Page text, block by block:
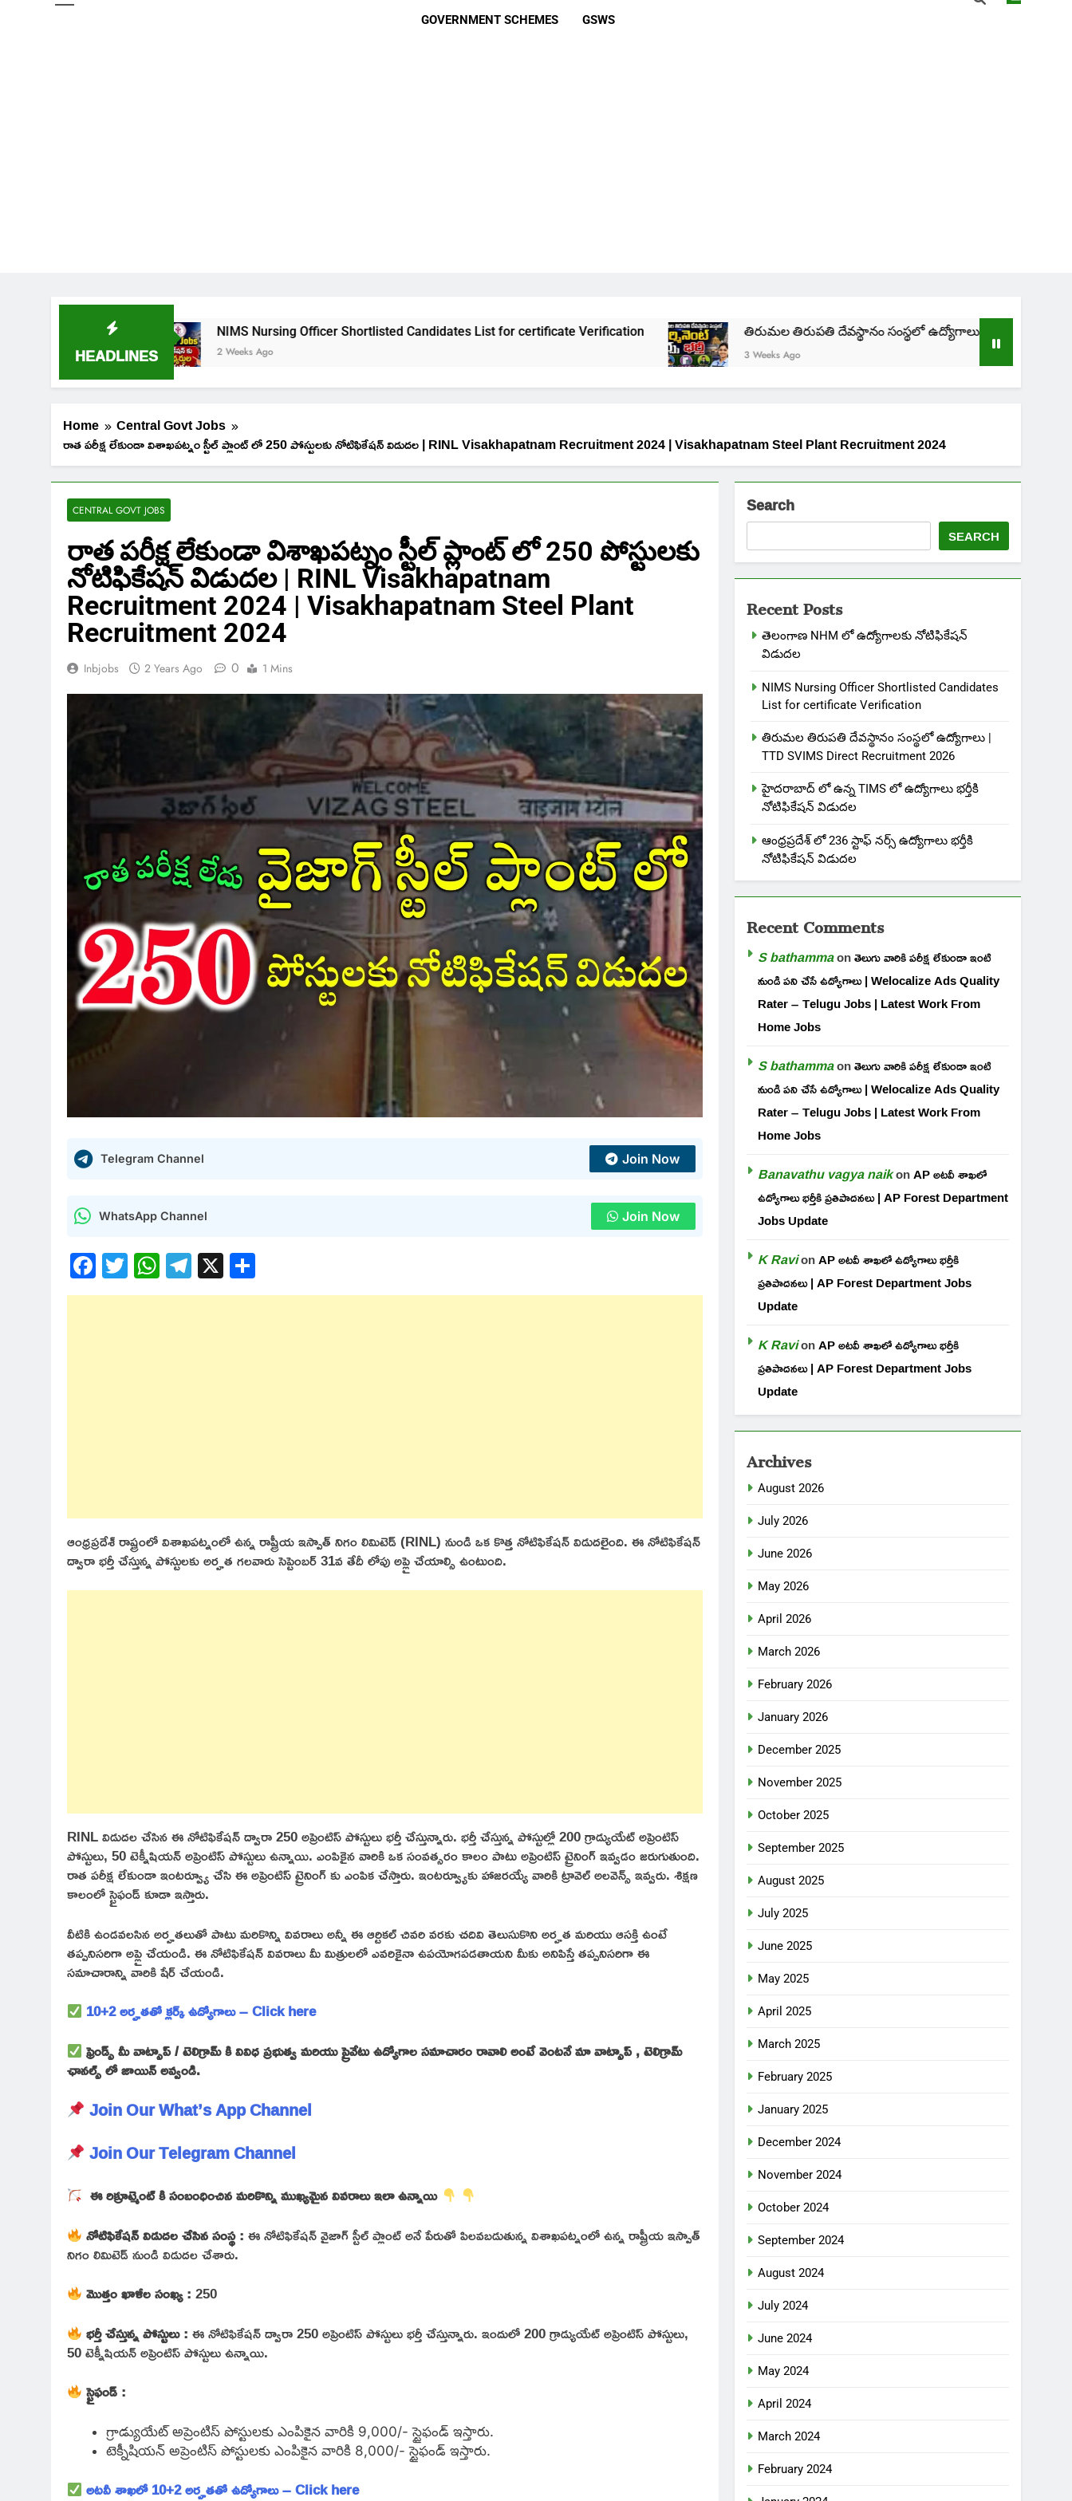
GOVERNMENT SCHEMES GSWS
HEADLINES
NIMS Nursing Officer Shortlisted Candidates List for certificate Verification
2 Weeks Ago
తిరుమల తిరుపతి దేవస్థానం సంస్థలో ఉద్యోగాలు | TTD SVIMS Direct
3 Weeks Ago
Home
Central Govt Jobs
రాత పరీక్ష లేకుండా విశాఖపట్నం స్టీల్ ప్లాంట్ లో 250 పోస్టులకు నోటిఫికేషన్ విడుదల | RINL Visakhapatnam Recruitment 2024 | Visakhapatnam Steel Plant Recruitment 2024
CENTRAL GOVT JOBS
రాత పరీక్ష లేకుండా విశాఖపట్నం స్టీల్ ప్లాంట్ లో 250 పోస్టులకు
నోటిఫికేషన్ విడుదల | RINL Visakhapatnam
Recruitment 2024 | Visakhapatnam Steel Plant
Recruitment 2024
Inbjobs 2 Years Ago 0 1 Mins
Telegram Channel Join Now
WhatsApp Channel Join Now
Facebook
Twitter
WhatsApp
Telegram
X
ఆంధ్రప్రదేశ్ రాష్ట్రంలో విశాఖపట్నంలో ఉన్న రాష్ట్రీయ ఇస్పాత్ నిగం లిమిటెడ్ (RINL) నుండి ఒక కొత్త నోటిఫికేషన్ విడుదలైంది. ఈ నోటిఫికేషన్
ద్వారా భర్తీ చేస్తున్న పోస్టులకు అర్హత గలవారు సెప్టెంబర్ 31వ తేదీ లోపు అప్లై చేయాల్సి ఉంటుంది.
RINL విడుదల చేసిన ఈ నోటిఫికేషన్ ద్వారా 250 అప్రెంటిస్ పోస్టులు భర్తీ చేస్తున్నారు. భర్తీ చేస్తున్న పోస్టుల్లో 200 గ్రాడ్యుయేట్ అప్రెంటిస్
పోస్టులు, 50 టెక్నీషియన్ అప్రెంటిస్ పోస్టులు ఉన్నాయి. ఎంపికైన వారికి ఒక సంవత్సరం కాలం పాటు అప్రెంటిస్ ట్రైనింగ్ ఇవ్వడం జరుగుతుంది.
రాత పరీక్ష లేకుండా ఇంటర్వ్యూ చేసి ఈ అప్రెంటిస్ ట్రైనింగ్ కు ఎంపిక చేస్తారు. ఇంటర్వ్యూకు హాజరయ్యే వారికి ట్రావెల్ అలవెన్స్ ఇవ్వరు. శిక్షణ
కాలంలో స్టైఫండ్ కూడా ఇస్తారు.
వీటికి ఉండవలసిన అర్హతలుతో పాటు మరికొన్ని వివరాలు అన్నీ ఈ ఆర్టికల్ చివరి వరకు చదివి తెలుసుకొని అర్హత మరియు ఆసక్తి ఉంటే
తప్పనిసరిగా అప్లై చేయండి. ఈ నోటిఫికేషన్ వివరాలు మీ మిత్రులలో ఎవరికైనా ఉపయోగపడతాయని మీకు అనిపిస్తే తప్పనిసరిగా ఈ
సమాచారాన్ని వారికి షేర్ చేయండి.
10+2 అర్హతతో క్లర్క్ ఉద్యోగాలు – Click here
ఫ్రెండ్స్ మీ వాట్సాప్ / టెలిగ్రామ్ కి వివిధ ప్రభుత్వ మరియు ప్రైవేటు ఉద్యోగాల సమాచారం రావాలి అంటే వెంటనే మా వాట్సాప్ , టెలిగ్రామ్
ఛానల్స్ లో జాయిన్ అవ్వండి.
Join Our What’s App Channel
Join Our Telegram Channel
ఈ రిక్రూట్మెంట్ కి సంబంధించిన మరికొన్ని ముఖ్యమైన వివరాలు ఇలా ఉన్నాయి
నోటిఫికేషన్ విడుదల చేసిన సంస్థ :ఈ నోటిఫికేషన్ వైజాగ్ స్టీల్ ప్లాంట్ అనే పేరుతో పిలవబడుతున్న విశాఖపట్నంలో ఉన్న రాష్ట్రీయ ఇస్పాత్
నిగం లిమిటెడ్ నుండి విడుదల చేశారు.
మొత్తం ఖాళీల సంఖ్య :250
భర్తీ చేస్తున్న పోస్టులు :ఈ నోటిఫికేషన్ ద్వారా 250 అప్రెంటిస్ పోస్టులు భర్తీ చేస్తున్నారు. ఇందులో 200 గ్రాడ్యుయేట్ అప్రెంటిస్ పోస్టులు,
50 టెక్నీషియన్ అప్రెంటిస్ పోస్టులు ఉన్నాయి.
స్టైఫండ్ :
గ్రాడ్యుయేట్ అప్రెంటిస్ పోస్టులకు ఎంపికైన వారికి 9,000/- స్టైఫండ్ ఇస్తారు.
టెక్నీషియన్ అప్రెంటిస్ పోస్టులకు ఎంపికైన వారికి 8,000/- స్టైఫండ్ ఇస్తారు.
అటవీ శాఖలో 10+2 అర్హతతో ఉద్యోగాలు – Click here
Search
SEARCH
Recent Posts
తెలంగాణ NHM లో ఉద్యోగాలకు నోటిఫికేషన్
విడుదల
NIMS Nursing Officer Shortlisted Candidates
List for certificate Verification
తిరుమల తిరుపతి దేవస్థానం సంస్థలో ఉద్యోగాలు |
TTD SVIMS Direct Recruitment 2026
హైదరాబాద్ లో ఉన్న TIMS లో ఉద్యోగాలు భర్తీకి
నోటిఫికేషన్ విడుదల
ఆంధ్రప్రదేశ్ లో 236 స్టాఫ్ నర్స్ ఉద్యోగాలు భర్తీకి
నోటిఫికేషన్ విడుదల
Recent Comments
S bathammaonతెలుగు వారికి పరీక్ష లేకుండా ఇంటి
నుండి పని చేసే ఉద్యోగాలు | Welocalize Ads Quality
Rater – Telugu Jobs | Latest Work From
Home Jobs
S bathammaonతెలుగు వారికి పరీక్ష లేకుండా ఇంటి
నుండి పని చేసే ఉద్యోగాలు | Welocalize Ads Quality
Rater – Telugu Jobs | Latest Work From
Home Jobs
Banavathu vagya naikonAP అటవీ శాఖలో
ఉద్యోగాలు భర్తీకి ప్రతిపాదనలు | AP Forest Department
Jobs Update
K RavionAP అటవీ శాఖలో ఉద్యోగాలు భర్తీకి
ప్రతిపాదనలు | AP Forest Department Jobs
Update
K RavionAP అటవీ శాఖలో ఉద్యోగాలు భర్తీకి
ప్రతిపాదనలు | AP Forest Department Jobs
Update
Archives
August 2026
July 2026
June 2026
May 2026
April 2026
March 2026
February 2026
January 2026
December 2025
November 2025
October 2025
September 2025
August 2025
July 2025
June 2025
May 2025
April 2025
March 2025
February 2025
January 2025
December 2024
November 2024
October 2024
September 2024
August 2024
July 2024
June 2024
May 2024
April 2024
March 2024
February 2024